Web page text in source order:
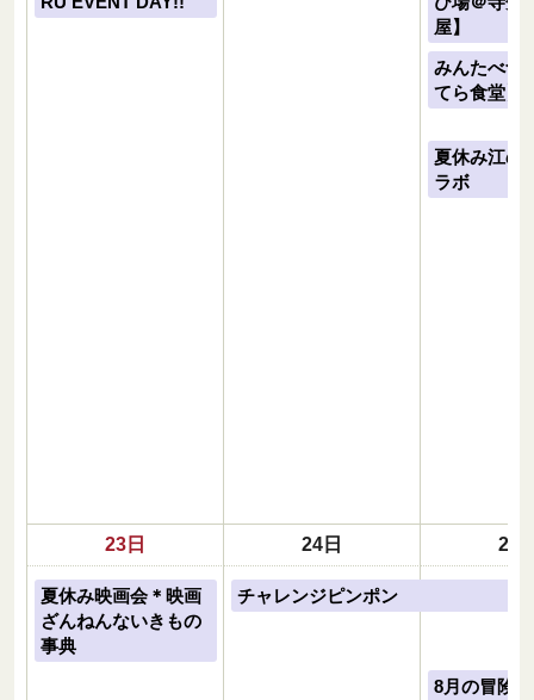
屋】
みんたべ食
てら食堂】
夏休み江の
ラボ
23日 24日 25
夏休み映画会＊映画
ざんねんないきもの
事典
チャレンジピンポン
8月の冒険